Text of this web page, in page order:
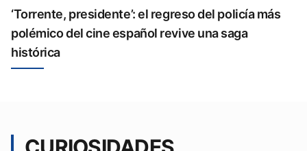
‘Torrente, presidente’: el regreso del policía más
polémico del cine español revive una saga
histórica